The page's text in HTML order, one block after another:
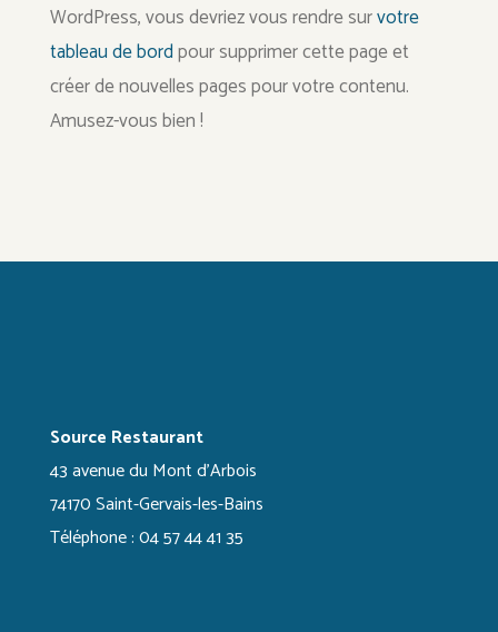
WordPress, vous devriez vous rendre survotre
tableau de bordpour supprimer cette page et
créer de nouvelles pages pour votre contenu.
Amusez-vous bien !
Source Restaurant
43 avenue du Mont d'Arbois
74170 Saint-Gervais-les-Bains
Téléphone : 04 57 44 41 35